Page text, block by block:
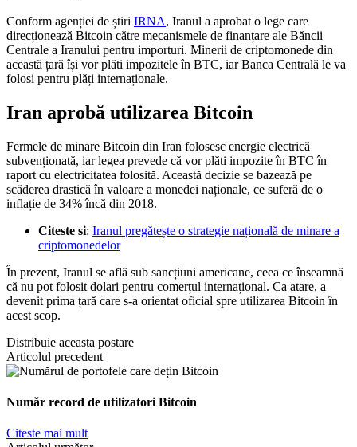
Conform agenției de știri IRNA, Iranul a aprobat o lege care
direcționează Bitcoin către mecanismele de finanțare ale Băncii
Centrale a Iranului pentru importuri. Minerii de criptomonede din
această țară își vor plăti impozitele în BTC, iar Banca Centrală le va
folosi pentru plăți internaționale.
Iran aprobă utilizarea Bitcoin
Fermele de minare Bitcoin din Iran folosesc energie electrică
subvenționată, iar legea prevede că vor plăti impozite în BTC în
raport cu electricitatea folosită. Această decizie se bazează pe
scăderea drastică în valoare a monedei naționale, ce suferă de o
inflație de 34% încă din 2018.
Citeste si: Iranul pregătește o strategie națională de minare a
criptomonedelor
În prezent, Iranul se află sub sancțiuni americane, ceea ce înseamnă
că nu pot folosit dolari pentru comerțul internațional. Ca atare, a
devenit prima țară care s-a orientat oficial spre utilizarea Bitcoin în
acest scop.
Distribuie aceasta postare
Articolul precedent
Număr record de utilizatori Bitcoin
Citeste mai mult